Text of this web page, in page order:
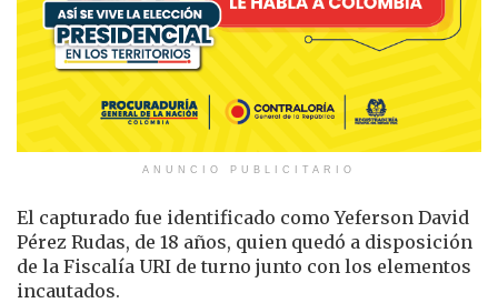
ANUNCIO PUBLICITARIO
El capturado fue identificado como Yeferson David
Pérez Rudas, de 18 años, quien quedó a disposición
de la Fiscalía URI de turno junto con los elementos
incautados.